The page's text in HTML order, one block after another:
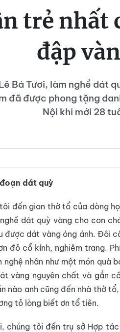
trẻ nhất
đập
Bá Tươi, làm nghề dát
đã được phong tặng
Nội khi mới 28
dát quỳ
tôi đến gian thờ tổ của dòng
dát quỳ vàng cho con
được dát vàng óng ánh. Đôi
đỏ cổ kính, nghiêm trang.
nghệ nhân như một món quà
vàng nguyên chất và gắn
nào anh cũng đến nhà thờ
tỏ lòng biết ơn tổ tiên.
chúng tôi đến trụ sở Hợp